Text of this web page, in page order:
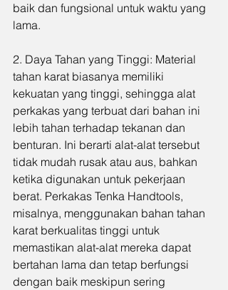
baik dan fungsional untuk waktu yang
lama.
2. Daya Tahan yang Tinggi: Material
tahan karat biasanya memiliki
kekuatan yang tinggi, sehingga alat
perkakas yang terbuat dari bahan ini
lebih tahan terhadap tekanan dan
benturan. Ini berarti alat-alat tersebut
tidak mudah rusak atau aus, bahkan
ketika digunakan untuk pekerjaan
berat. Perkakas Tenka Handtools,
misalnya, menggunakan bahan tahan
karat berkualitas tinggi untuk
memastikan alat-alat mereka dapat
bertahan lama dan tetap berfungsi
dengan baik meskipun sering